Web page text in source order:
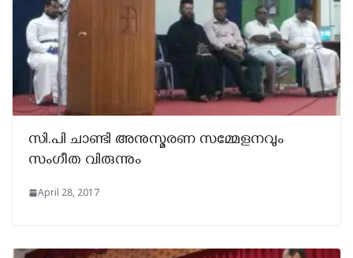
സി.പി ചാണ്ടി അനുസ്മരണ സമ്മേളനവും
സംഗീത വിരുന്നും
April 28, 2017